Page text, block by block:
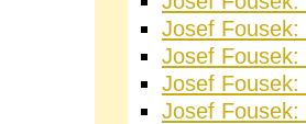
Josef
Josef
Josef
Josef